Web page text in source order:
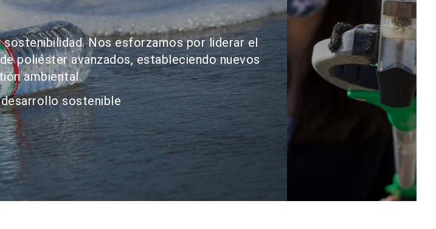
sostenibilidad. Nos esforzamos por liderar el
poliéster avanzados, estableciendo nuevos
ambiental.
sostenible
impulsando
avances en la
ciencia de los
materiales y
contribuyendo
a un futuro